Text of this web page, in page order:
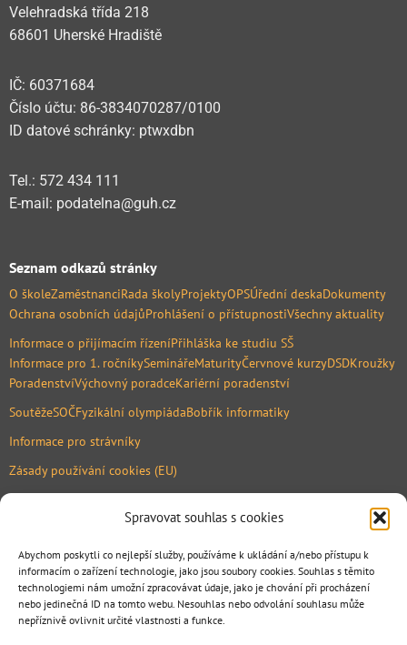
Spravovat souhlas s cookies
Abychom poskytli co nejlepší služby, používáme k ukládání a/nebo přístupu k
informacím o zařízení technologie, jako jsou soubory cookies. Souhlas s těmito
technologiemi nám umožní zpracovávat údaje, jako je chování při procházení
nebo jedinečná ID na tomto webu. Nesouhlas nebo odvolání souhlasu může
nepříznivě ovlivnit určité vlastnosti a funkce.
Velehradská třída 218
68601 Uherské Hradiště
IČ: 60371684
Číslo účtu: 86-3834070287/0100
ID datové schránky: ptwxdbn
Tel.: 572 434 111
E-mail: podatelna@guh.cz
Seznam odkazů stránky
O školeZaměstnanciRada školyProjektyOPSÚřední deskaDokumenty
Ochrana osobních údajůProhlášení o přístupnostiVšechny aktuality
Informace o přijímacím řízeníPřihláška ke studiu SŠ
Informace pro 1. ročníkySeminářeMaturityČervnové kurzyDSDKroužky
PoradenstvíVýchovný poradceKariérní poradenství
SoutěžeSOČFyzikální olympiádaBobřík informatiky
Informace pro strávníky
Zásady používání cookies (EU)